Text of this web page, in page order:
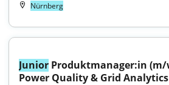
Nürnberg
Junior Produktmanager:in
Power Quality & Grid Analytics